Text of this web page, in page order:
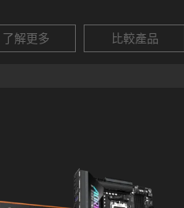
了解更多 比較產品